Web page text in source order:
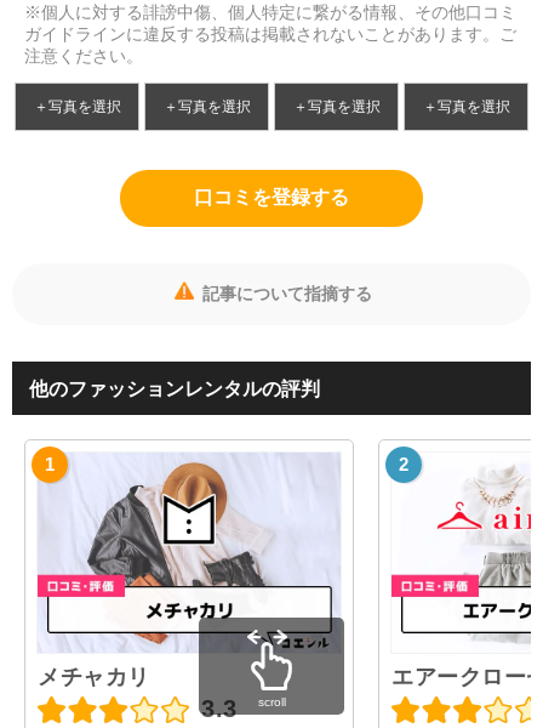
※個人に対する誹謗中傷、個人特定に繋がる情報、その他口コミ
ガイドラインに違反する投稿は掲載されないことがあります。ご
注意ください。
＋写真を選択 ＋写真を選択 ＋写真を選択 ＋写真を選択
口コミを登録する
記事について指摘する
他のファッションレンタルの評判
メチャカリ
3.3
エアークロー
scroll